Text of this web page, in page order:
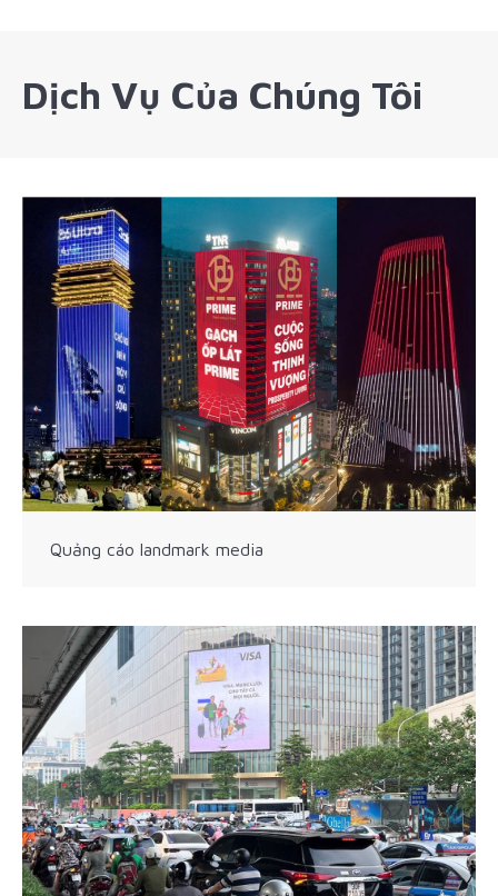
Dịch Vụ Của Chúng Tôi
Quảng cáo landmark media